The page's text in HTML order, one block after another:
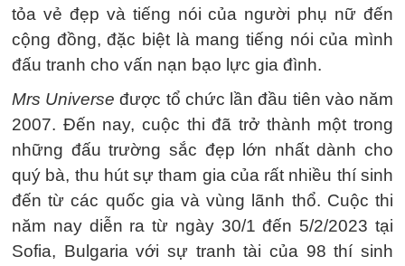
tỏa vẻ đẹp và tiếng nói của người phụ nữ đến
cộng đồng, đặc biệt là mang tiếng nói của mình
đấu tranh cho vấn nạn bạo lực gia đình.
Mrs Universe được tổ chức lần đầu tiên vào năm
2007. Đến nay, cuộc thi đã trở thành một trong
những đấu trường sắc đẹp lớn nhất dành cho
quý bà, thu hút sự tham gia của rất nhiều thí sinh
đến từ các quốc gia và vùng lãnh thổ. Cuộc thi
năm nay diễn ra từ ngày 30/1 đến 5/2/2023 tại
Sofia, Bulgaria với sự tranh tài của 98 thí sinh